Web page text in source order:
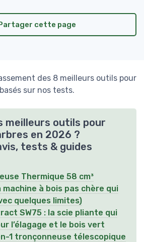
cette page
des 8 meilleurs outils pour
sur nos tests.
meilleurs outils pour
en 2026 ?
tests & guides
Thermique 58 cm³
machine à bois pas chère qui
quelques limites)
SW75 : la scie pliante qui
l’élagage et le bois vert
1 tronçonneuse télescopique